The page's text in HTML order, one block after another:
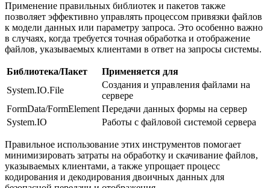
Применение правильных библиотек и пакетов также
позволяет эффективно управлять процессом привязки файлов
к модели данных или параметру запроса. Это особенно важно
в случаях, когда требуется точная обработка и отображение
файлов, указываемых клиентами в ответ на запросы системы.
Библиотека/Пакет
Применяется для
System.IO.File
Создания и управления файлами на
сервере
FormData/FormElement Передачи данных формы на сервер
System.IO
Работы с файловой системой сервера
Правильное использование этих инструментов помогает
минимизировать затраты на обработку и скачивание файлов,
указываемых клиентами, а также упрощает процесс
кодирования и декодирования двоичных данных для